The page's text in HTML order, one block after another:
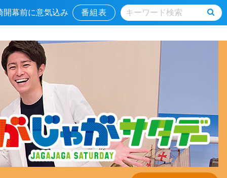
幕前に意気込み 番組表